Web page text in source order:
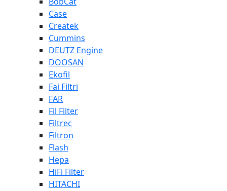
Case
Createk
Cummins
DEUTZ Engine
DOOSAN
Ekofil
Fai Filtri
FAR
Fil Filter
Filtrec
Filtron
Flash
Hepa
HiFi Filter
HITACHI